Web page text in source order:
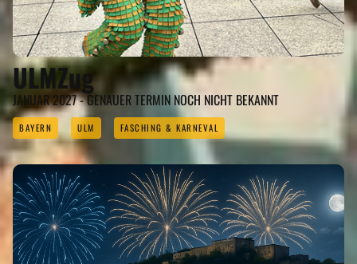
ULMZug
JANUAR 2027 - GENAUER TERMIN NOCH NICHT BEKANNT
BAYERN ULM FASCHING & KARNEVAL